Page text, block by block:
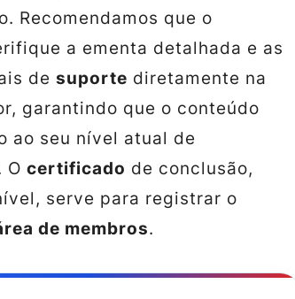
Recomendamos que o
a ementa detalhada e as
de suporte diretamente na
garantindo que o conteúdo
ao seu nível atual de
O certificado de conclusão,
serve para registrar o
de membros.